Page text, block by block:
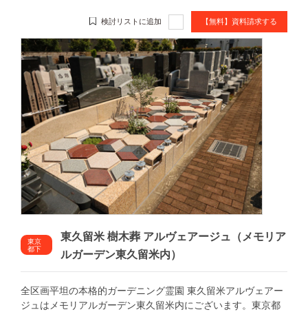
検討リストに追加 【無料】資料請求する
東京
都下
東久留米 樹木葬 アルヴェアージュ（メモリア
ルガーデン東久留米内）
全区画平坦の本格的ガーデニング霊園 東久留米アルヴェアー
ジュはメモリアルガーデン東久留米内にございます。東京都